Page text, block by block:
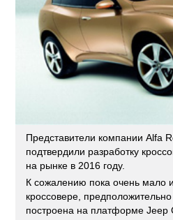
Представители компании Alfa
подтвердили разработку
на рынке в 2016 году.
К сожалению пока очень мало
кроссовере,
построена на платформе Jeep